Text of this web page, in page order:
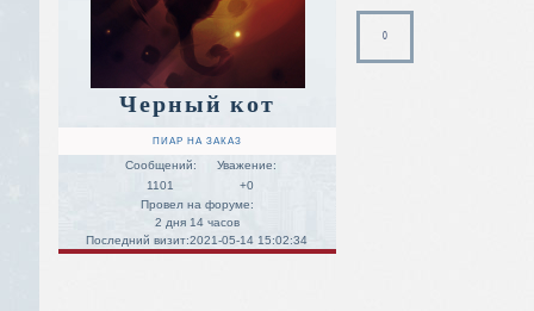
Черный кот
ПИАР НА ЗАКАЗ
Сообщений:
1101
Уважение:
+0
Провел на форуме:
2 дня 14 часов
Последний визит:2021-05-14 15:02:34
0